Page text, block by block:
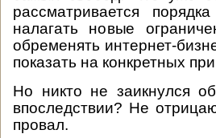
рассматривается
налагать новые
обременять интернет-
показать на конкретных
Но никто не заикнулся
впоследствии? Не
провал.